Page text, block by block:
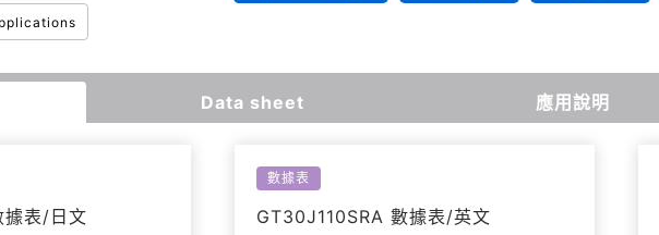
Data sheet 應用說明
表/日文
數據表
GT30J110SRA 數據表/英文